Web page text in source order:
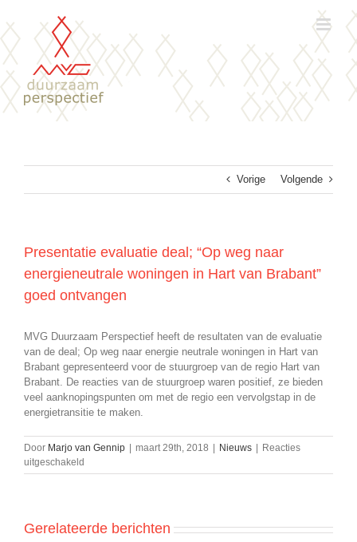
naar
inhoud
Vorige Volgende
Presentatie evaluatie deal; “Op weg naar
energieneutrale woningen in Hart van Brabant”
goed ontvangen
MVG Duurzaam Perspectief heeft de resultaten van de evaluatie
van de deal; Op weg naar energie neutrale woningen in Hart van
Brabant gepresenteerd voor de stuurgroep van de regio Hart van
Brabant. De reacties van de stuurgroep waren positief, ze bieden
veel aanknopingspunten om met de regio een vervolgstap in de
energietransitie te maken.
Door Marjo van Gennip maart 29th, 2018 Nieuws
Reacties
uitgeschakeld
Presentatie
weg
Gerelateerde berichten